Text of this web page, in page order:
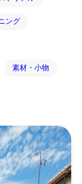
ング
素材・小物